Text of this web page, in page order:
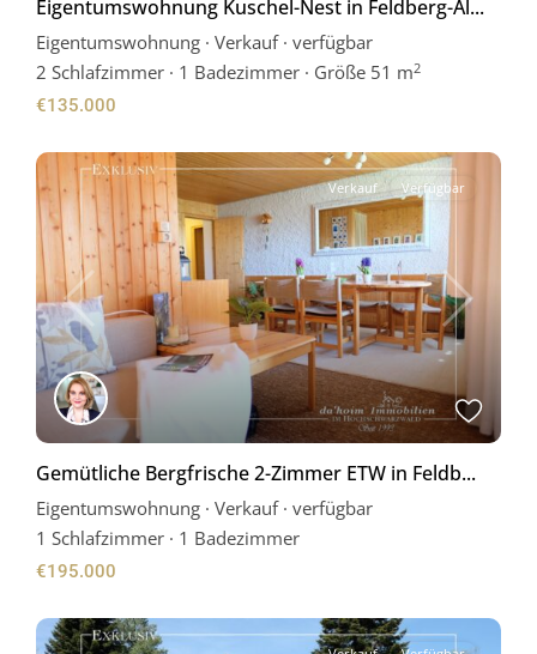
Eigentumswohnung Kuschel-Nest in Feldberg-Al...
Eigentumswohnung · Verkauf· verfügbar
2 Schlafzimmer · 1 Badezimmer · Größe 51 m2
€135.000
Previous Next
Verkauf Verfügbar
Gemütliche Bergfrische 2-Zimmer ETW in Feldb...
Eigentumswohnung · Verkauf· verfügbar
1 Schlafzimmer · 1 Badezimmer
€195.000